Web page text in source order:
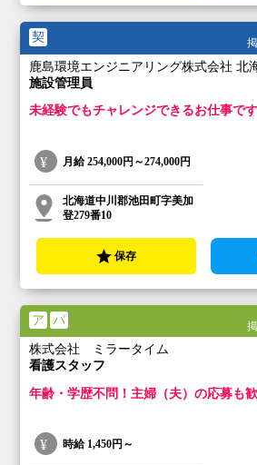
契
鹿島環境エンジニアリング株式会社 北
施設管理員
未経験でもチャレンジできるお仕事です
月給254,000円～274,000円
北海道中川郡池田町字美加
登279番10
保存
ア パ
株式会社 ミラータイム
看護スタッフ
年齢・学歴不問！主婦（夫）の応募も歓
時給 1,450円～